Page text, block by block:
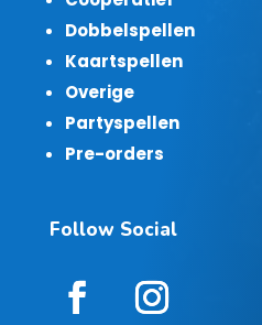
Dobbelspellen
Kaartspellen
Overige
Partyspellen
Pre-orders
Follow Social